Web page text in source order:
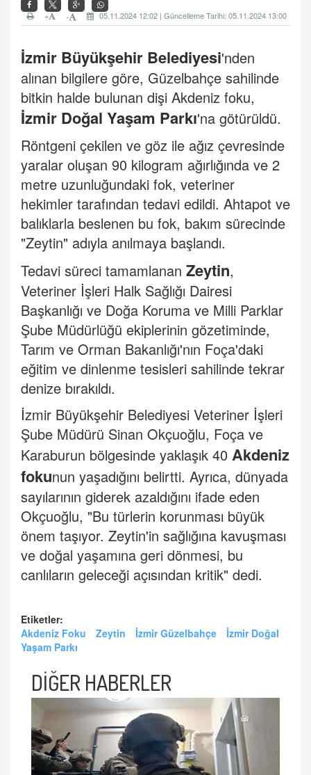
05.11.2024 12:02 | Güncelleme Tarihi: 05.11.2024 13:00
-
+
İzmir Büyükşehir Belediyesi'nden
alınan bilgilere göre, Güzelbahçe sahilinde
bitkin halde bulunan dişi Akdeniz foku,
İzmir Doğal Yaşam Parkı'na götürüldü.
Röntgeni çekilen ve göz ile ağız çevresinde
yaralar oluşan 90 kilogram ağırlığında ve 2
metre uzunluğundaki fok, veteriner
hekimler tarafından tedavi edildi. Ahtapot ve
balıklarla beslenen bu fok, bakım sürecinde
"Zeytin" adıyla anılmaya başlandı.
Tedavi süreci tamamlanan Zeytin,
Veteriner İşleri Halk Sağlığı Dairesi
Başkanlığı ve Doğa Koruma ve Milli Parklar
Şube Müdürlüğü ekiplerinin gözetiminde,
Tarım ve Orman Bakanlığı'nın Foça'daki
eğitim ve dinlenme tesisleri sahilinde tekrar
denize bırakıldı.
İzmir Büyükşehir Belediyesi Veteriner İşleri
Şube Müdürü Sinan Okçuoğlu, Foça ve
Karaburun bölgesinde yaklaşık 40 Akdeniz
fokunun yaşadığını belirtti. Ayrıca, dünyada
sayılarının giderek azaldığını ifade eden
Okçuoğlu, "Bu türlerin korunması büyük
önem taşıyor. Zeytin'in sağlığına kavuşması
ve doğal yaşamına geri dönmesi, bu
canlıların geleceği açısından kritik" dedi.
Etiketler:
Akdeniz Foku
Zeytin İzmir Güzelbahçe
İzmir Doğal
Yaşam Parkı
DİĞER HABERLER